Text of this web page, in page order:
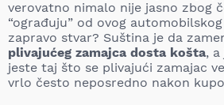
verovatno nimalo nije jasno zbog
“ograđuju” od ovog
zapravo stvar? Suština je da
plivajućeg zamajca dosta košta,
jeste taj što se plivajući zamajac
vrlo često neposredno nakon